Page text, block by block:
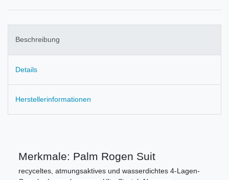
Beschreibung
Details
Herstellerinformationen
Merkmale: Palm Rogen Suit
recyceltes, atmungsaktives und wasserdichtes 4-Lagen-